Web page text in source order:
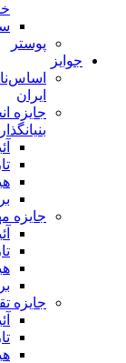
پوستر
جوایز
ایران
جایزه
جایزه
جایزه